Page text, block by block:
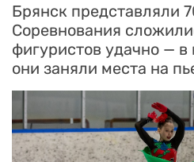
Брянск представляли
Соревнования
фигуристов удачно —
они заняли места на